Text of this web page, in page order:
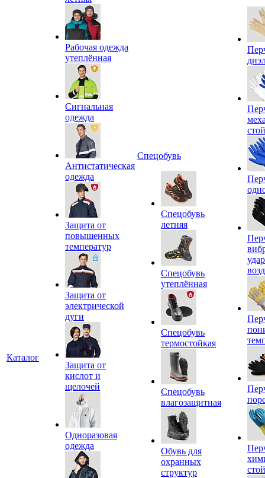
Каталог
Рабочая одежда
утеплённая
Сигнальная
одежда
Антистатическая
одежда
Защита от
повышенных
температур
Защита от
электрической
дуги
Защита от
кислот и
щелочей
Одноразовая
одежда
Спецобувь
Спецобувь
летняя
Спецобувь
утеплённая
Спецобувь
термостойкая
Спецобувь
влагозащитная
Обувь для
охранных
структур